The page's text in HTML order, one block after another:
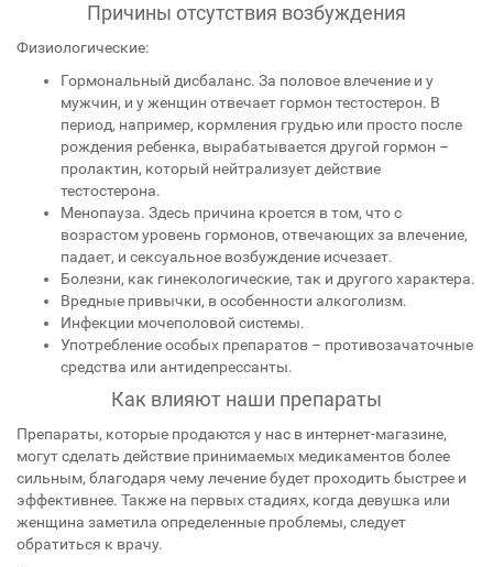
Причины отсутствия возбуждения
Физиологические:
Гормональный дисбаланс. За половое влечение и у
мужчин, и у женщин отвечает гормон тестостерон. В
период, например, кормления грудью или просто после
рождения ребенка, вырабатывается другой гормон –
пролактин, который нейтрализует действие
тестостерона.
Менопауза. Здесь причина кроется в том, что с
возрастом уровень гормонов, отвечающих за влечение,
падает, и сексуальное возбуждение исчезает.
Болезни, как гинекологические, так и другого характера.
Вредные привычки, в особенности алкоголизм.
Инфекции мочеполовой системы.
Употребление особых препаратов – противозачаточные
средства или антидепрессанты.
Как влияют наши препараты
Препараты, которые продаются у нас в интернет-магазине,
могут сделать действие принимаемых медикаментов более
сильным, благодаря чему лечение будет проходить быстрее и
эффективнее. Также на первых стадиях, когда девушка или
женщина заметила определенные проблемы, следует
обратиться к врачу.